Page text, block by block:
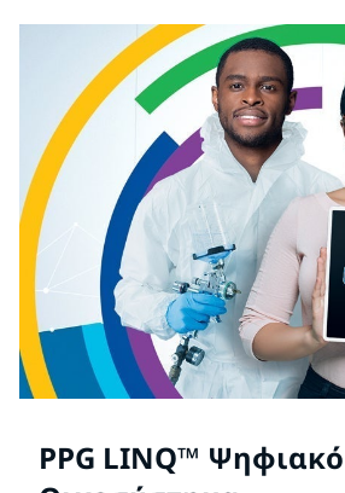
PPG LINQ™ Ψηφιακό